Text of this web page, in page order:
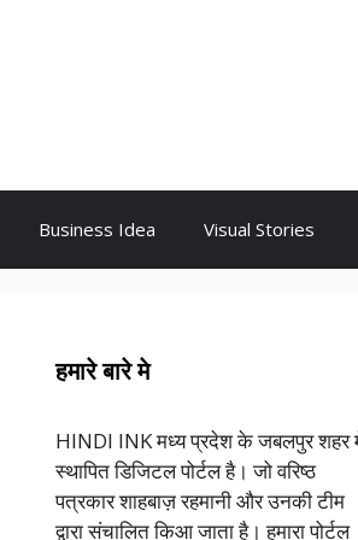
Business Idea Visual Stories
हमारे बारे मे
HINDI INK मध्य प्रदेश के जबलपुर शहर
स्थापित डिजिटल पोर्टल है। जो वरिष्ठ
पत्रकार शाहबाज़ रहमानी और उनकी टीम
द्वारा संचालित किआ जाता है। हमारा पोर्टल